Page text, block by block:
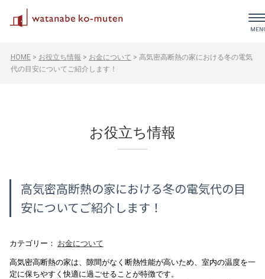
HOME > お役立ち情報 > お金について > 高気密高断熱の家における冬の電気
代の目安についてご紹介します！
お役立ち情報
高気密高断熱の家における冬の電気代の目
安についてご紹介します！
カテゴリー： お金について
高気密高断熱の家は、隙間がなく断熱性能が高いため、室内の温度を一
定に保ちやすく快適に過ごせることが特徴です。